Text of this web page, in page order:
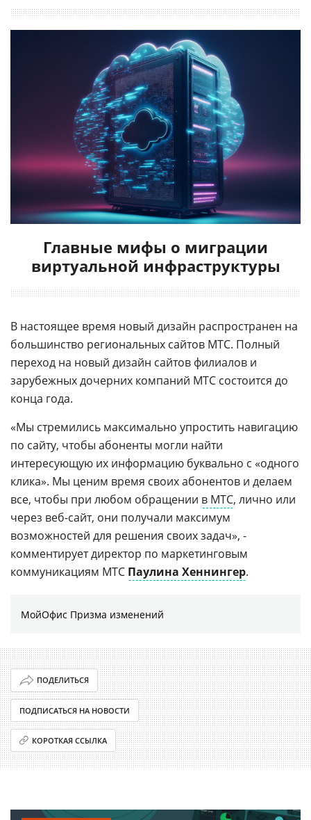
Главные мифы о миграции
виртуальной инфраструктуры
В настоящее время новый дизайн распространен на
большинство региональных сайтов МТС. Полный
переход на новый дизайн сайтов филиалов и
зарубежных дочерних компаний МТС состоится до
конца года.
«Мы стремились максимально упростить навигацию
по сайту, чтобы абоненты могли найти
интересующую их информацию буквально с «одного
клика». Мы ценим время своих абонентов и делаем
все, чтобы при любом обращении в МТС, лично или
через веб-сайт, они получали максимум
возможностей для решения своих задач», -
комментирует директор по маркетинговым
коммуникациям МТС Паулина Хеннингер.
МойОфис Призма изменений
ПОДЕЛИТЬСЯ
ПОДПИСАТЬСЯ НА НОВОСТИ
КОРОТКАЯ ССЫЛКА